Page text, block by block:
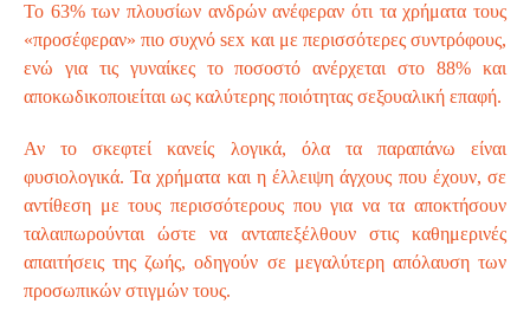
Το 63% των πλουσίων ανδρών ανέφεραν ότι τα χρήματα τους
«προσέφεραν» πιο συχνό sεx και με περισσότερες συντρόφους,
ενώ για τις γυναίκες το ποσοστό ανέρχεται στο 88% και
αποκωδικοποιείται ως καλύτερης ποιότητας σεξουαλική επαφή.
Αν το σκεφτεί κανείς λογικά, όλα τα παραπάνω είναι
φυσιολογικά. Τα χρήματα και η έλλειψη άγχους που έχουν, σε
αντίθεση με τους περισσότερους που για να τα αποκτήσουν
ταλαιπωρούνται ώστε να ανταπεξέλθουν στις καθημερινές
απαιτήσεις της ζωής, οδηγούν σε μεγαλύτερη απόλαυση των
προσωπικών στιγμών τους.